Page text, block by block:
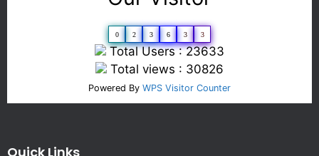
0 2 3 6 3 3
Total Users : 23633
Total views : 30826
Powered By WPS Visitor Counter
Quick Links